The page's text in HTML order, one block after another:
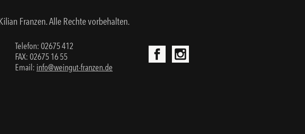
Franzen. Alle Rechte vorbehalten.
Telefon: 02675 412
FAX: 02675 16 55
Email: info@weingut-franzen.de